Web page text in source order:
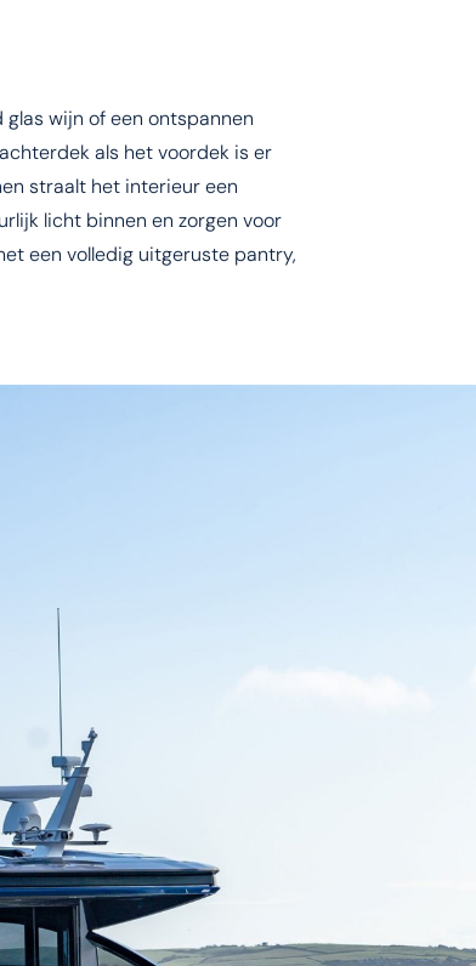
wijn of een ontspannen
als het voordek is er
straalt het interieur een
licht binnen en zorgen voor
een volledig uitgeruste pantry,